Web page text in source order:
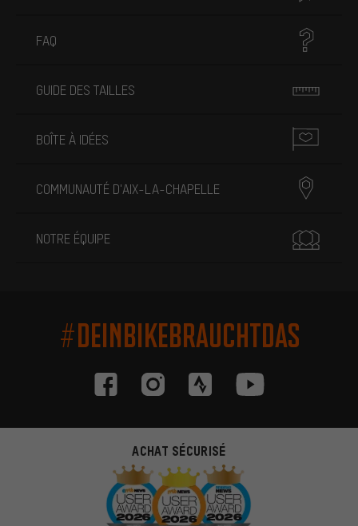
FAQ
GUIDE DES TAILLES
BOÎTE À IDÉES
COMMUNAUTÉ D'AIX-LA-CHAPELLE
NOTRE ÉQUIPE
#DEINBIKEBRAUCHTDAS
ACHAT SÉCURISÉ